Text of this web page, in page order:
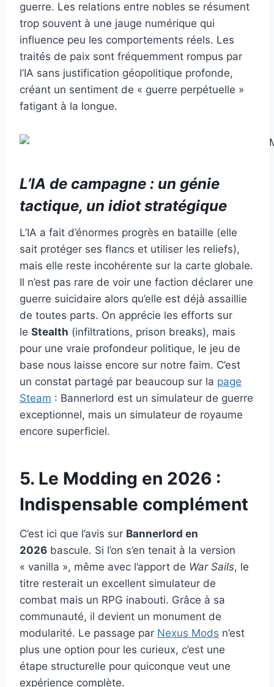
guerre. Les relations entre nobles se résument
trop souvent à une jauge numérique qui
influence peu les comportements réels. Les
traités de paix sont fréquemment rompus par
l’IA sans justification géopolitique profonde,
créant un sentiment de « guerre perpétuelle »
fatigant à la longue.
L’IA de campagne : un génie
tactique, un idiot stratégique
L’IA a fait d’énormes progrès en bataille (elle
sait protéger ses flancs et utiliser les reliefs),
mais elle reste incohérente sur la carte globale.
Il n’est pas rare de voir une faction déclarer une
guerre suicidaire alors qu’elle est déjà assaillie
de toutes parts. On apprécie les efforts sur
le Stealth (infiltrations, prison breaks), mais
pour une vraie profondeur politique, le jeu de
base nous laisse encore sur notre faim. C’est
un constat partagé par beaucoup sur la page
Steam : Bannerlord est un simulateur de guerre
exceptionnel, mais un simulateur de royaume
encore superficiel.
5. Le Modding en 2026 :
Indispensable complément
C’est ici que l’avis sur Bannerlord en
2026 bascule. Si l’on s’en tenait à la version
« vanilla », même avec l’apport de War Sails, le
titre resterait un excellent simulateur de
combat mais un RPG inabouti. Grâce à sa
communauté, il devient un monument de
modularité. Le passage par Nexus Mods n’est
plus une option pour les curieux, c’est une
étape structurelle pour quiconque veut une
expérience complète.